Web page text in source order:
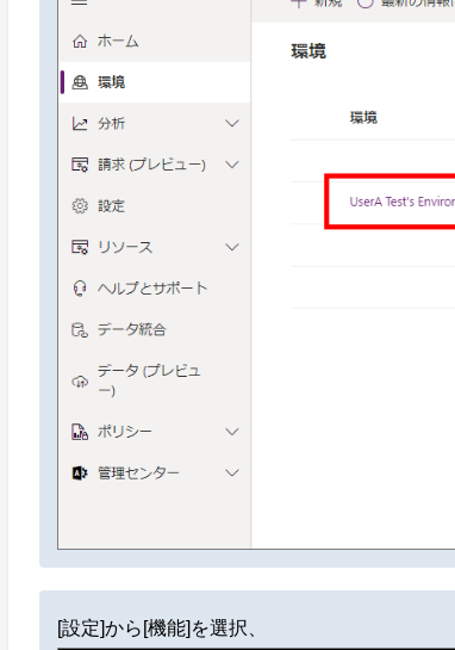
[設定]から[機能]を選択、